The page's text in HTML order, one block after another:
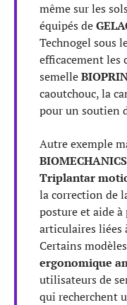
même sur les
équipés de
Technogel sous
efficacement les
semelle
caoutchouc, la
pour un soutien
Autre exemple
BIOMECHANICS
Triplantar
la correction de
posture et aide
articulaires liées
Certains
ergonomique
utilisateurs de
qui recherchent